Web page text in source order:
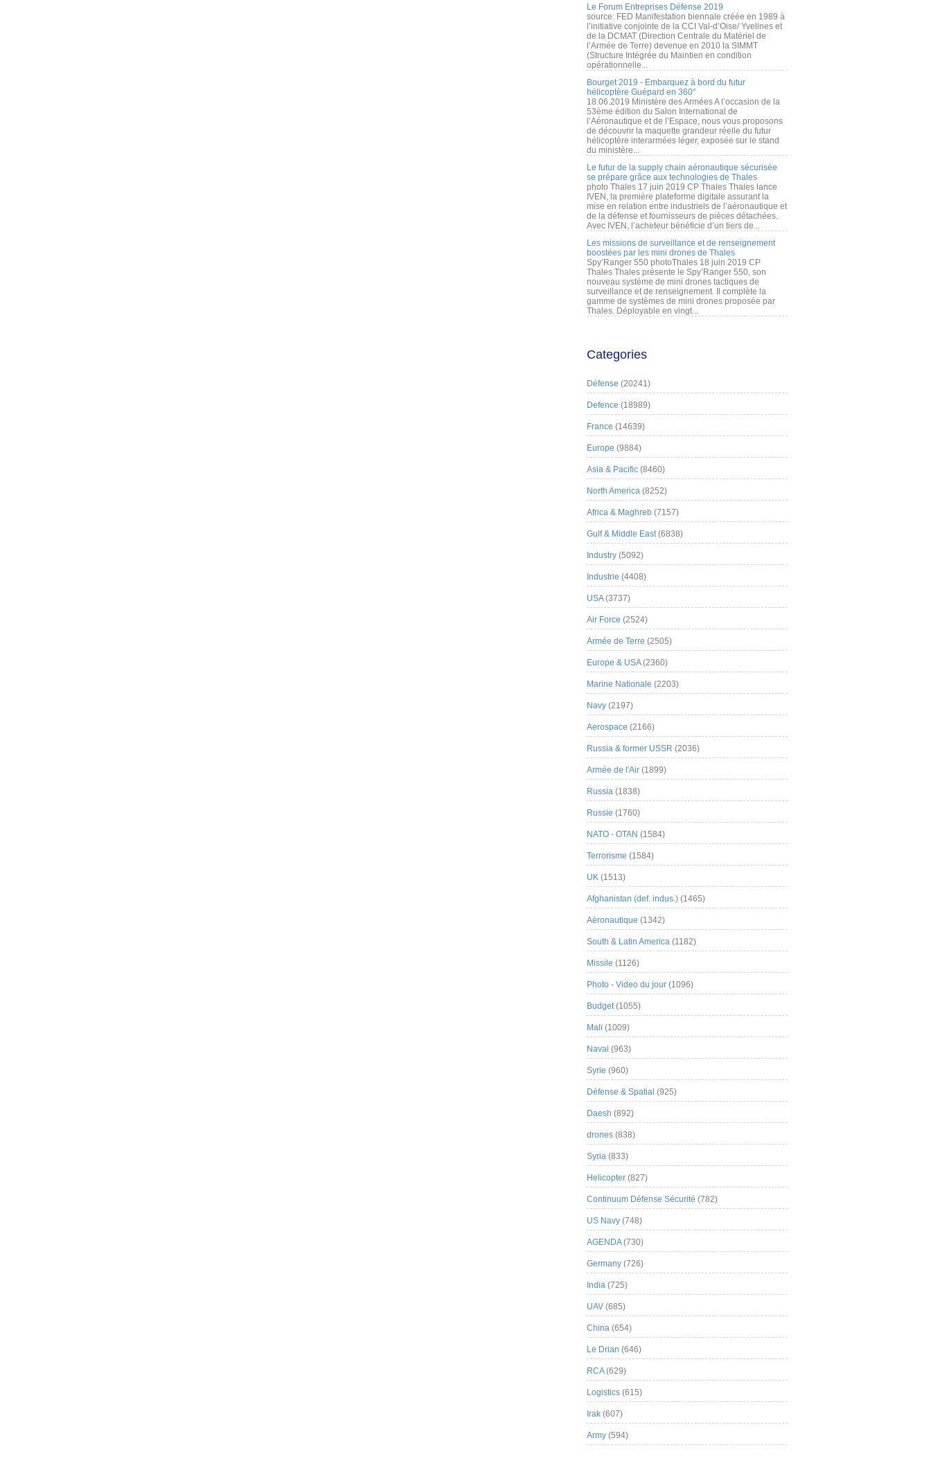
Le Forum Entreprises Défense 2019
source: FED Manifestation biennale créée en 1989 à
l’initiative conjointe de la CCI Val-d’Oise/ Yvelines et
de la DCMAT (Direction Centrale du Matériel de
l’Armée de Terre) devenue en 2010 la SIMMT
(Structure Intégrée du Maintien en condition
opérationnelle...
Bourget 2019 - Embarquez à bord du futur
hélicoptère Guépard en 360°
18.06.2019 Ministère des Armées A l’occasion de la
53ème édition du Salon International de
l’Aéronautique et de l’Espace, nous vous proposons
de découvrir la maquette grandeur réelle du futur
hélicoptère interarmées léger, exposée sur le stand
du ministère...
Le futur de la supply chain aéronautique sécurisée
se prépare grâce aux technologies de Thales
photo Thales 17 juin 2019 CP Thales Thales lance
IVEN, la première plateforme digitale assurant la
mise en relation entre industriels de l’aéronautique et
de la défense et fournisseurs de pièces détachées.
Avec IVEN, l’acheteur bénéficie d’un tiers de...
Les missions de surveillance et de renseignement
boostées par les mini drones de Thales
Spy’Ranger 550 photoThales 18 juin 2019 CP
Thales Thales présente le Spy’Ranger 550, son
nouveau système de mini drones tactiques de
surveillance et de renseignement. Il complète la
gamme de systèmes de mini drones proposée par
Thales. Déployable en vingt...
Categories
Défense (20241)
Defence (18989)
France (14639)
Europe (9884)
Asia & Pacific (8460)
North America (8252)
Africa & Maghreb (7157)
Gulf & Middle East(6838)
Industry (5092)
Industrie (4408)
USA(3737)
Air Force (2524)
Armée de Terre (2505)
Europe & USA(2360)
Marine Nationale (2203)
Navy (2197)
Aerospace (2166)
Russia & former USSR (2036)
Armée de l'Air (1899)
Russia (1838)
Russie (1760)
NATO - OTAN (1584)
Terrorisme (1584)
UK (1513)
Afghanistan (def. indus.) (1465)
Aéronautique (1342)
South & Latin America (1182)
Missile (1126)
Photo - Video du jour (1096)
Budget(1055)
Mali (1009)
Naval (963)
Syrie (960)
Défense & Spatial (925)
Daesh (892)
drones (838)
Syria (833)
Helicopter (827)
Continuum Défense Sécurité (782)
US Navy (748)
AGENDA(730)
Germany (726)
India (725)
UAV (685)
China (654)
Le Drian (646)
RCA(629)
Logistics (615)
Irak (607)
Army (594)